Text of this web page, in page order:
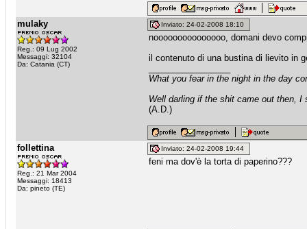
mulaky
Reg.: 09 Lug 2002
Messaggi: 32104
Da: Catania (CT)
Inviato: 24-02-2008 18:10
nooooooooooooooo, domani devo
il contenuto di una bustina di lievito in
What you fear in the night in the day
Well darling if the shit came out then, I
(A.D.)
follettina
Reg.: 21 Mar 2004
Messaggi: 18413
Da: pineto (TE)
Inviato: 24-02-2008 19:44
feni ma dov'è la torta di paperino???